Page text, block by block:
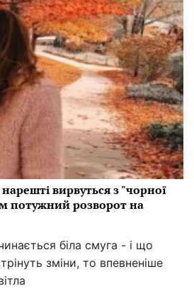
нарешті вирвуться з "чорної
потужний розворот на
біла смуга - і що
зміни, то впевненіше